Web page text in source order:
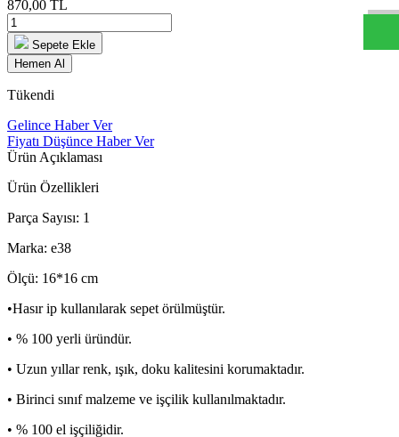
870,00 TL
Sepete Ekle
Hemen Al
Tükendi
Gelince Haber Ver
Fiyatı Düşünce Haber Ver
Ürün Açıklaması
Ürün Özellikleri
Parça Sayısı: 1
Marka: e38
Ölçü: 16*16 cm
•Hasır ip kullanılarak sepet örülmüştür.
• % 100 yerli üründür.
• Uzun yıllar renk, ışık, doku kalitesini korumaktadır.
• Birinci sınıf malzeme ve işçilik kullanılmaktadır.
• % 100 el işçiliğidir.